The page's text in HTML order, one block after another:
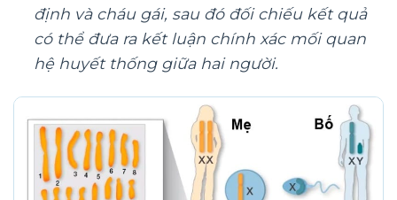
định và cháu gái, sau đó đối chiếu kết quả
có thể đưa ra kết luận chính xác mối quan
hệ huyết thống giữa hai người.